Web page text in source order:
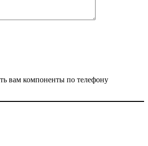
вам компоненты по телефону